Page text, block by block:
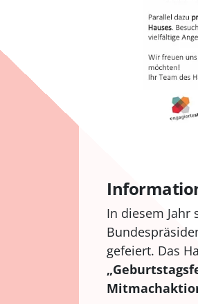
In diesem Jahr
gefeiert. Das